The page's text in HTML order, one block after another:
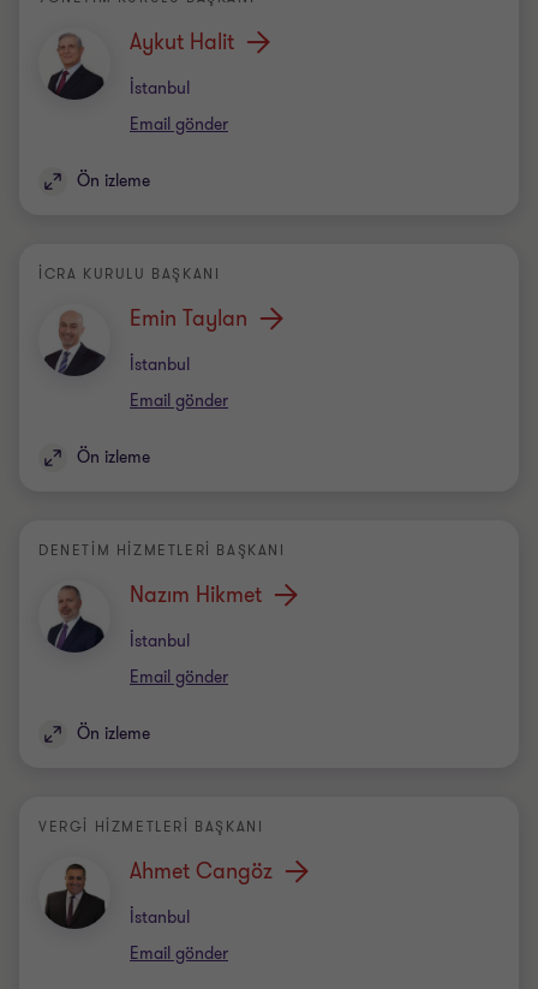
Aykut Halit
İstanbul
Office
Email gönder
Ön izleme
İCRA KURULU BAŞKANI
Emin Taylan
İstanbul
Office
Email gönder
Ön izleme
DENETIM HIZMETLERI BAŞKANI
Nazım Hikmet
İstanbul
Office
Email gönder
Ön izleme
VERGİ HİZMETLERİ BAŞKANI
Ahmet Cangöz
İstanbul
Office
Email gönder